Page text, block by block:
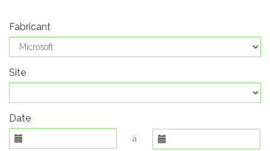
Fabricant
Site
Date
à